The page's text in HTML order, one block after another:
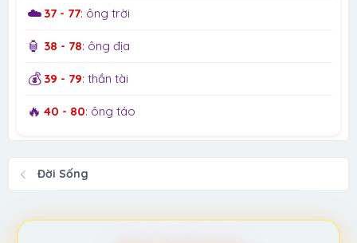
☁️ 37 - 77: ông trời
🏮 38 - 78: ông địa
💰 39 - 79: thần tài
🔥 40 - 80: ông táo
Đời Sống